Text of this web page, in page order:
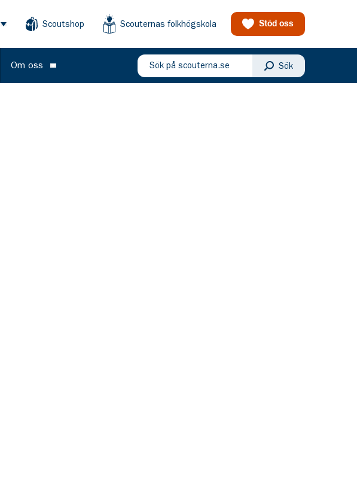
Öppna menyScoutshop Scouternas folkhögskola Stöd oss
Om oss Öppna meny
Sök på scouterna.se Sök